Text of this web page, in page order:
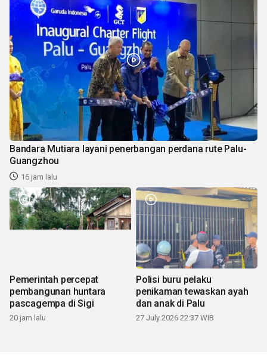
Bandara Mutiara layani penerbangan perdana rute Palu-
Guangzhou
16 jam lalu
Pemerintah percepat
pembangunan huntara
pascagempa di Sigi
20 jam lalu
Polisi buru pelaku
penikaman tewaskan ayah
dan anak di Palu
27 July 2026 22:37 WIB